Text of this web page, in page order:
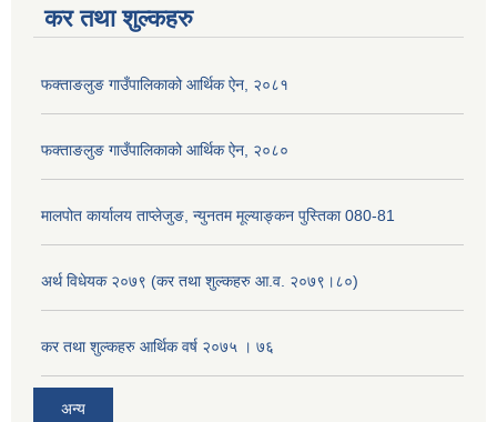
कर तथा शुल्कहरु
फक्ताङलुङ गाउँपालिकाको आर्थिक ऐन, २०८१
फक्ताङलुङ गाउँपालिकाको आर्थिक ऐन, २०८०
मालपोत कार्यालय ताप्लेजुङ, न्युनतम मूल्याङ्कन पुस्तिका 080-81
अर्थ विधेयक २०७९ (कर तथा शुल्कहरु आ.व. २०७९।८०)
कर तथा शुल्कहरु आर्थिक वर्ष २०७५ । ७६
अन्य